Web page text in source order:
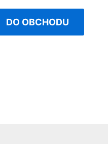
DO OBCHODU